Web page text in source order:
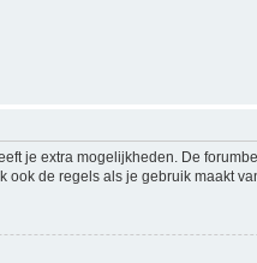
je extra mogelijkheden. De
de regels als je gebruik maakt